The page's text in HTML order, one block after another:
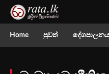
Home පුවත් දේශපාලනය